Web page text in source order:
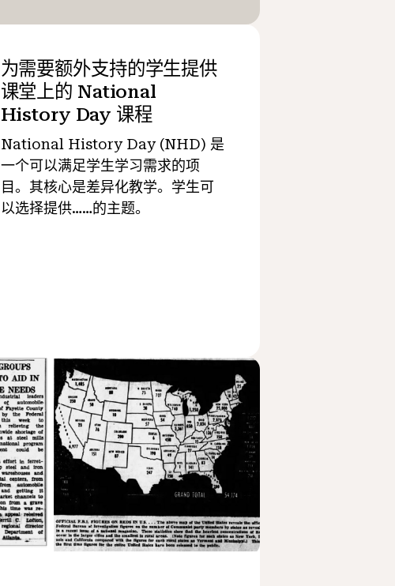
为需要额外支持的学生提供
课堂上的 National
History Day 课程
National History Day (NHD) 是
一个可以满足学生学习需求的项
目。其核心是差异化教学。学生可
以选择提供……的主题。